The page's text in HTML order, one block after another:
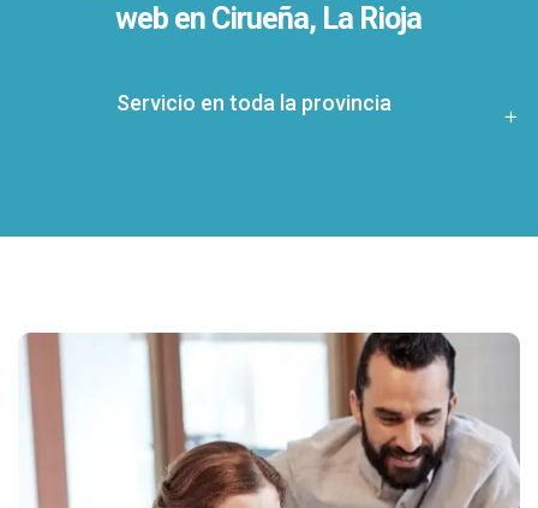
web en Cirueña, La Rioja
Servicio en toda la provincia